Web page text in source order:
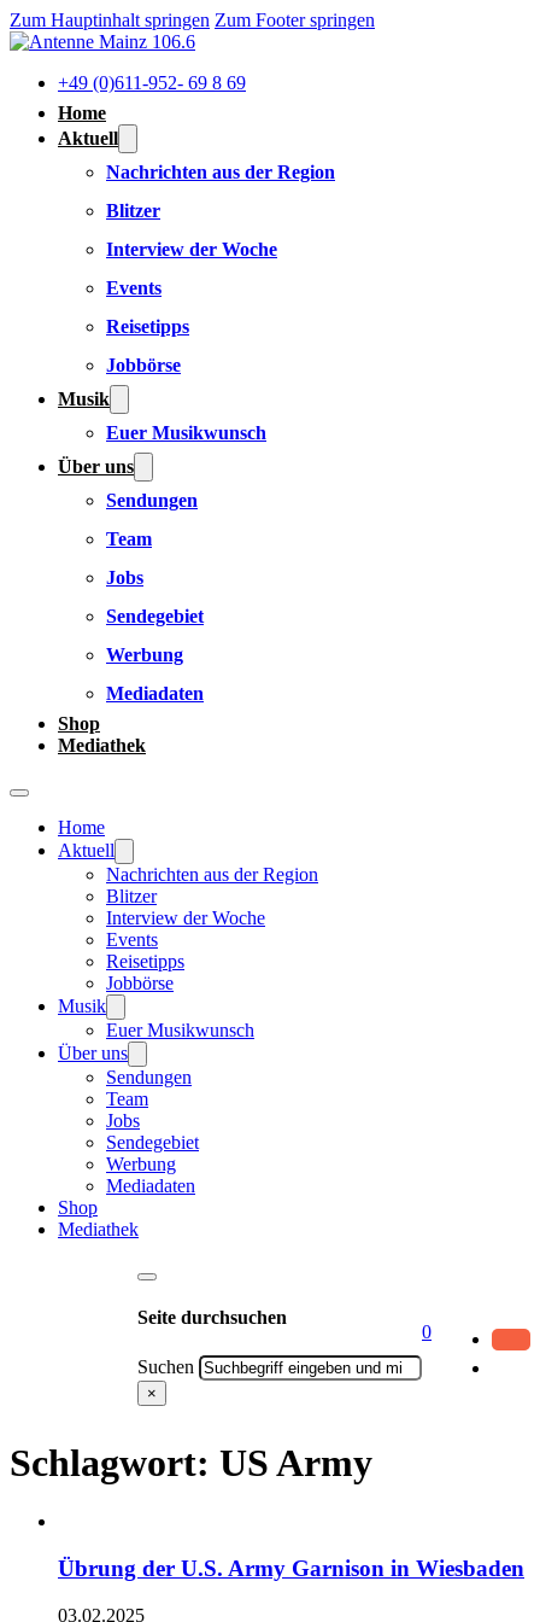
Zum Hauptinhalt springen Zum Footer springen
+49 (0)611-952- 69 8 69
Home
Aktuell
Nachrichten aus der Region
Blitzer
Interview der Woche
Events
Reisetipps
Jobbörse
Musik
Euer Musikwunsch
Über uns
Sendungen
Team
Jobs
Sendegebiet
Werbung
Mediadaten
Shop
Mediathek
Home
Aktuell
Nachrichten aus der Region
Blitzer
Interview der Woche
Events
Reisetipps
Jobbörse
Musik
Euer Musikwunsch
Über uns
Sendungen
Team
Jobs
Sendegebiet
Werbung
Mediadaten
Shop
Mediathek
Seite durchsuchen
Suchen
×
0
Schlagwort: US Army
Übrung der U.S. Army Garnison in Wiesbaden
03.02.2025